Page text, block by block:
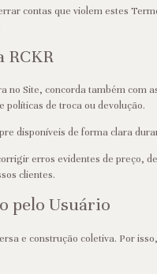
contas que violem estes
RCKR
no Site, concorda também com
de troca ou devolução.
disponíveis de forma clara
erros evidentes de preço,
clientes.
pelo Usuário
e construção coletiva. Por